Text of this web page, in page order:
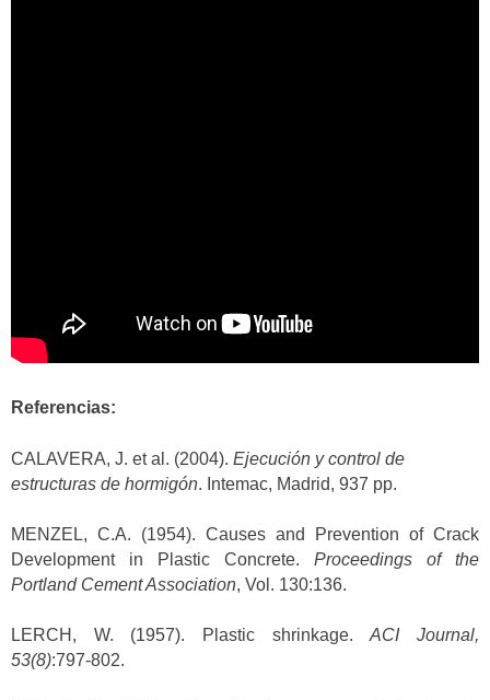
Referencias:
CALAVERA, J. et al. (2004). Ejecución y control de
estructuras de hormigón. Intemac, Madrid, 937 pp.
MENZEL, C.A. (1954). Causes and Prevention of Crack
Development in Plastic Concrete. Proceedings of the
Portland Cement Association, Vol. 130:136.
LERCH, W. (1957). Plastic shrinkage.ACI Journal,
53(8):797-802.